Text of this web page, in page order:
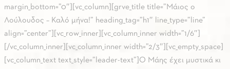
margin_bottom=”0″][vc_column][grve_title title=”Μάιος ο
Λούλουδος – Καλό μήνα!” heading_tag=”h1″ line_type=”line”
align=”center”][vc_row_inner][vc_column_inner width=”1/6″]
[/vc_column_inner][vc_column_inner width=”2/3″][vc_empty_space]
[vc_column_text text_style=”leader-text”]Ο Μάης έχει μυστικά κι